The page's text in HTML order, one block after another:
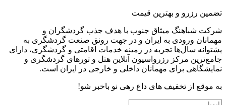
تضمین رزرو و بهترین قیمت
شرکت شباهنگ میثاق جنوب با هدف جذب گردشگران و
مهمانان ورودی به ایران و در جهت رونق صنعت گردشگری به
پشتوانه سال‌ها تجربه در زمینه خدمات اقامتی و گردشگری، دارای
جامع‌ترین مرکز رزرواسیون آنلاین هتل و تورهای گردشگری و
نمایشگاهی برای مهمانان داخلی و خارجی در ایران است.
به موقع از تخفیف های داغ رهی نو باخبر شو!